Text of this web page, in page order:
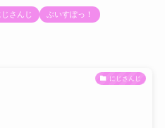
じさんじ ぶいすぽっ！
にじさんじ